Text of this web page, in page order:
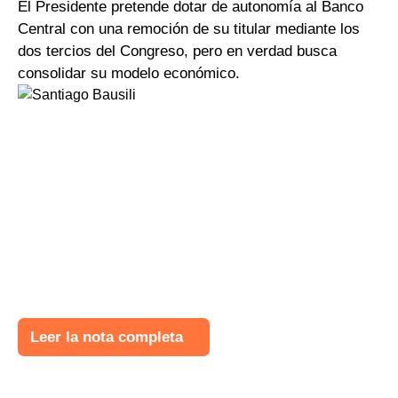
El Presidente pretende dotar de autonomía al Banco
Central con una remoción de su titular mediante los
dos tercios del Congreso, pero en verdad busca
consolidar su modelo económico.
Leer la nota completa